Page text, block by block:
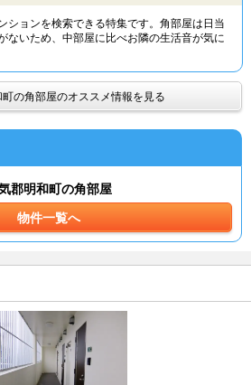
TOP
ションを検索できる特集です。角部屋は日当
ないため、中部屋に比べお隣の生活音が気に
町の角部屋のオススメ情報を見る
郡明和町の角部屋
物件一覧へ